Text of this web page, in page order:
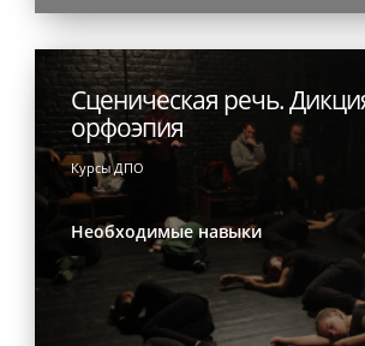
Сценическая речь.
орфоэпия
Курсы ДПО
Необходимые навыки